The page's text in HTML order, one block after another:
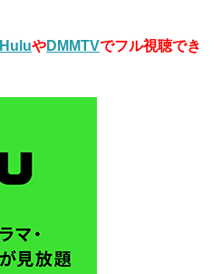
HuluやDMMTVでフル視聴でき